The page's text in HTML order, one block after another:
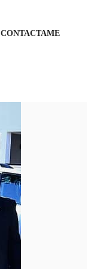
CONTACTAME